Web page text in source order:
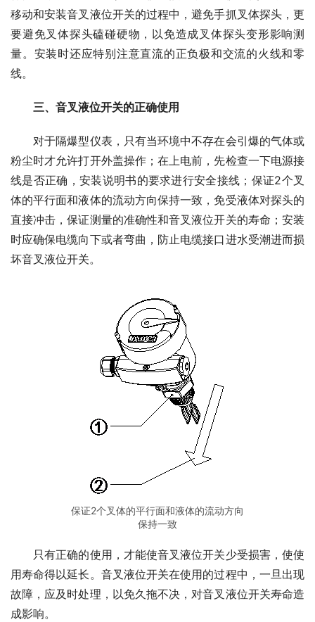
移动和安装音叉液位开关的过程中，避免手抓叉体探头，更
要避免叉体探头磕碰硬物，以免造成叉体探头变形影响测
量。安装时还应特别注意直流的正负极和交流的火线和零
线。
三、音叉液位开关的正确使用
对于隔爆型仪表，只有当环境中不存在会引爆的气体或
粉尘时才允许打开外盖操作；在上电前，先检查一下电源接
线是否正确，安装说明书的要求进行安全接线；保证2个叉
体的平行面和液体的流动方向保持一致，免受液体对探头的
直接冲击，保证测量的准确性和音叉液位开关的寿命；安装
时应确保电缆向下或者弯曲，防止电缆接口进水受潮进而损
坏音叉液位开关。
保证2个叉体的平行面和液体的流动方向
保持一致
只有正确的使用，才能使音叉液位开关少受损害，使使
用寿命得以延长。音叉液位开关在使用的过程中，一旦出现
故障，应及时处理，以免久拖不决，对音叉液位开关寿命造
成影响。